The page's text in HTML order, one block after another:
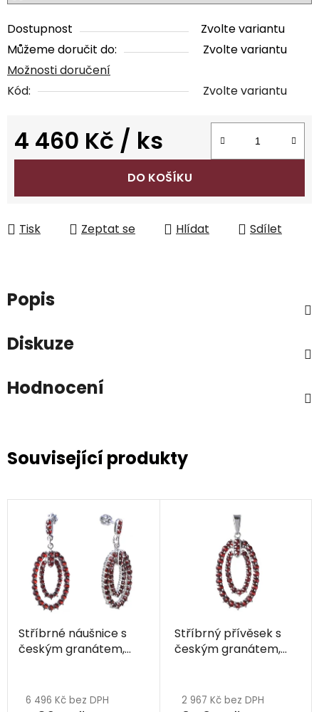
Dostupnost
Zvolte variantu
Můžeme doručit do:
Zvolte variantu
Možnosti doručení
Kód:
Zvolte variantu
4 460 Kč / ks
Měrná cena:
DO KOŠÍKU
Tisk Zeptat se Hlídat Sdílet
Popis
Diskuze
Hodnocení
Související produkty
Stříbrné náušnice s
českým granátem,
6 496 Kč bez DPH
Stříbrný přívěsek s
českým granátem,
2 967 Kč bez DPH